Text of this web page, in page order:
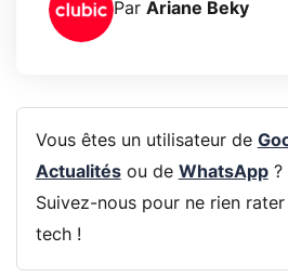
Par Ariane Beky
Vous êtes un utilisateur de
Actualitésou de WhatsApp?
Suivez-nous pour ne rien
tech !